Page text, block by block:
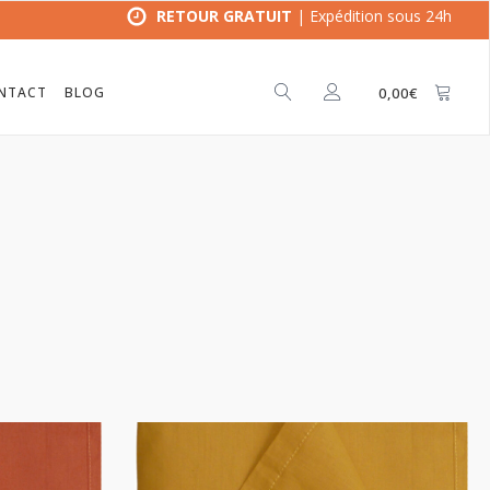
RETOUR GRATUIT | Expédition sous 24h
BLOG 0,00€